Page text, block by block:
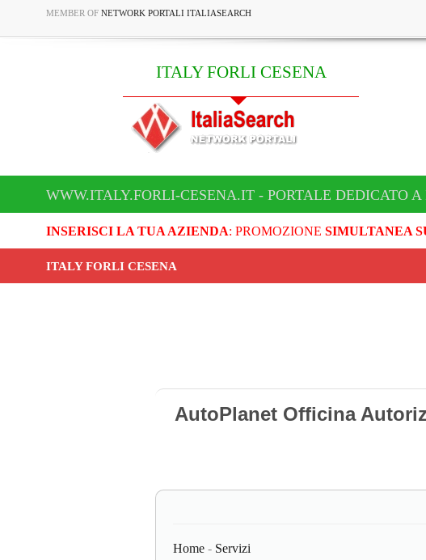
MEMBER OF NETWORK PORTALI ITALIASEARCH
ITALY FORLI CESENA
WWW.ITALY.FORLI-CESENA.IT - PORTALE DEDICATO
INSERISCI LA TUA AZIENDA: PROMOZIONE SIMULTANEA
ITALY FORLI CESENA
AutoPlanet Officina
Home - Servizi